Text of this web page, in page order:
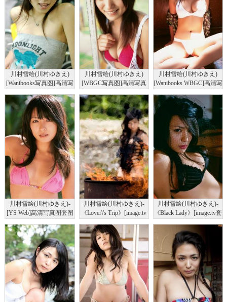
川村雪绘(川村ゆきえ)
[Wanibooks写真图]高清写
川村雪绘(川村ゆきえ)
[WBGC写真图]高清写真
川村雪绘(川村ゆきえ)
[Wanibooks WBGC]高清写
川村雪绘(川村ゆきえ)-
[YS Web]高清写真图套图
川村雪绘(川村ゆきえ)-
《Lover\'s Trip》[image.tv
川村雪绘(川村ゆきえ)-
《Black Lady》[image.tv套